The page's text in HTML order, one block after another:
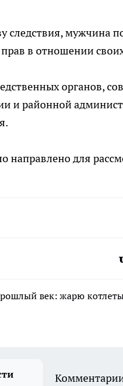
следствия, мужчина
в отношении
органов,
и районной
направлено для
век: жарю